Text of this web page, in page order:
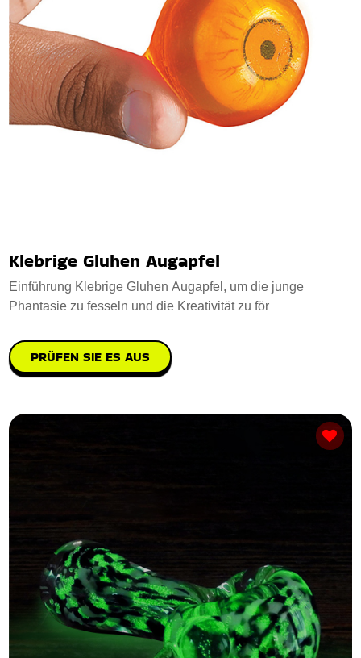
Klebrige Gluhen Augapfel
Einführung Klebrige Gluhen Augapfel, um die junge
Phantasie zu fesseln und die Kreativität zu för
PRÜFEN SIE ES AUS